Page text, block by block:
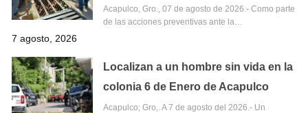
Acapulco, Gro., 07 de agosto de 2026.- Como parte
de las acciones preventivas ante la…
7 agosto, 2026
Localizan a un hombre sin vida en la
colonia 6 de Enero de Acapulco
Acapulco; Gro,. A 7 de agosto del 2026.- Un